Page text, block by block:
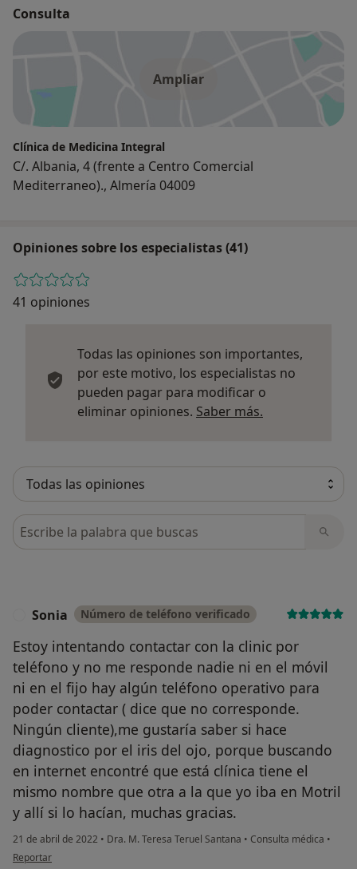
Consulta
Ampliar
Clínica de Medicina Integral
C/. Albania, 4 (frente a Centro Comercial
Mediterraneo)., Almería 04009
Opiniones sobre los especialistas (41)
41 opiniones
Todas las opiniones son importantes,
por este motivo, los especialistas no
pueden pagar para modificar o
eliminar opiniones. Saber más.
Busca en opiniones
Sonia Número de teléfono verificado
Estoy intentando contactar con la clinic por
teléfono y no me responde nadie ni en el móvil
ni en el fijo hay algún teléfono operativo para
poder contactar ( dice que no corresponde.
Ningún cliente),me gustaría saber si hace
diagnostico por el iris del ojo, porque buscando
en internet encontré que está clínica tiene el
mismo nombre que otra a la que yo iba en Motril
y allí si lo hacían, muchas gracias.
21 de abril de 2022 • Dra. M. Teresa Teruel Santana • Consulta médica •
en opinión del usuario Sonia
Reportar